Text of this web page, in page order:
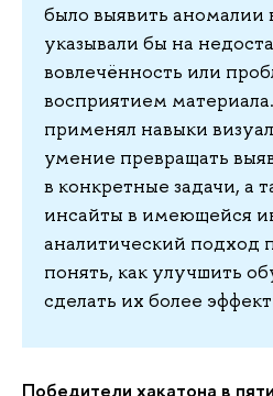
было выявить аномалии
указывали бы на
вовлечённость или
восприятием
применял навыки
умение превращать
в конкретные задачи, а
инсайты в имеющейся
аналитический подход
понять, как улучшить
сделать их более
Победители хакатона в